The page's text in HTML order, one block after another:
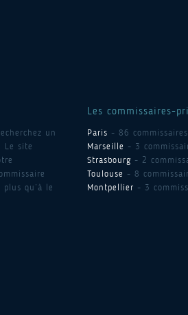
un
Le site
qu’à le
Les commissaires-
Paris - 86
Marseille - 3
Strasbourg - 2
Toulouse - 8
Montpellier - 3